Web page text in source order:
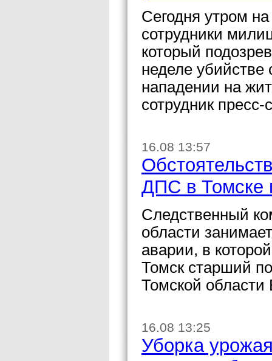
Сегодня утром
сотрудники
который
неделе
нападении на
сотрудник
16.08 13:57
ДПС в Томске
Следственный
области
аварии, в
Томск старший
Томской
16.08 13:25
Уборка